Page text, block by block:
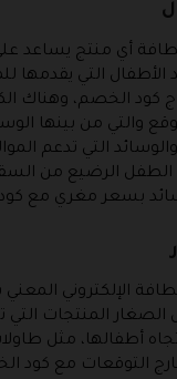
أي منتج يساعد على
الأطفال التي يقدمها
كود الخصم، وهناك
والتي من بينها
التي تدعم
الطفل الرضيع من
بسعر مغري مع
الإلكتروني
الصغار المنتجات
أطفالها، مثل
التوقعات مع كود